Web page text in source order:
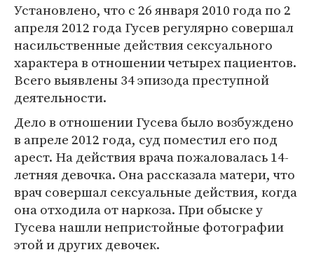
Установлено, что с 26 января 2010 года по 2
апреля 2012 года Гусев регулярно совершал
насильственные действия сексуального
характера в отношении четырех пациентов.
Всего выявлены 34 эпизода преступной
деятельности.
Дело в отношении Гусева было возбуждено
в апреле 2012 года, суд поместил его под
арест. На действия врача пожаловалась 14-
летняя девочка. Она рассказала матери, что
врач совершал сексуальные действия, когда
она отходила от наркоза. При обыске у
Гусева нашли непристойные фотографии
этой и других девочек.